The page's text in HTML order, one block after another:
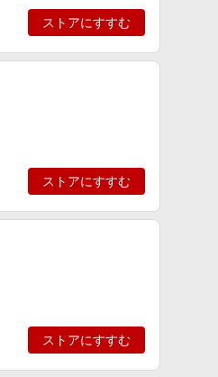
ストアにすすむ
ストアにすすむ
ストアにすすむ